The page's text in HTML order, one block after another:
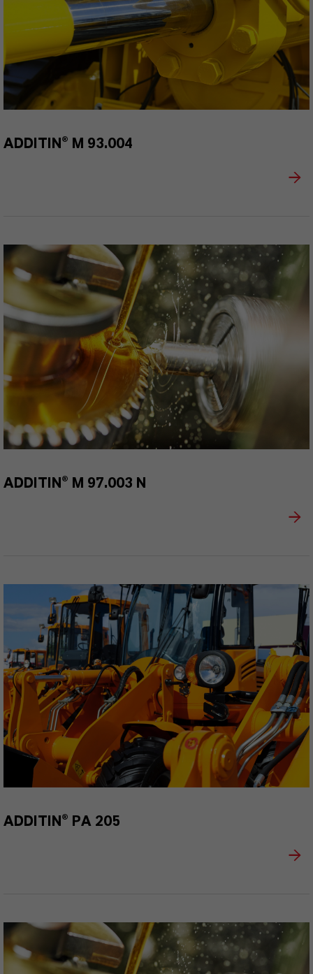
ADDITIN® M 93.004
ADDITIN® M 97.003 N
ADDITIN® PA 205